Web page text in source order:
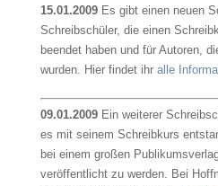
15.01.2009Es gibt einen neuen
Schreibschüler, die einen
beendet haben und für Autoren,
wurden. Hier findet ihr alle
09.01.2009Ein weiterer
es mit seinem Schreibkurs
bei einem großen
veröffentlicht zu werden. Bei